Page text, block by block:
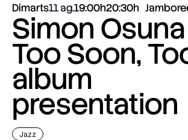
Dimarts11 ag.19:00h20:30h
Simon
Too Soon,
album
presentation
Jazz